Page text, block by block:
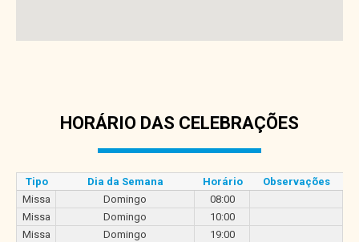
HORÁRIO DAS CELEBRAÇÕES
Tipo Dia da Semana Horário
Observações
Missa
Domingo
08:00
Missa
Domingo
10:00
Missa
Domingo
19:00